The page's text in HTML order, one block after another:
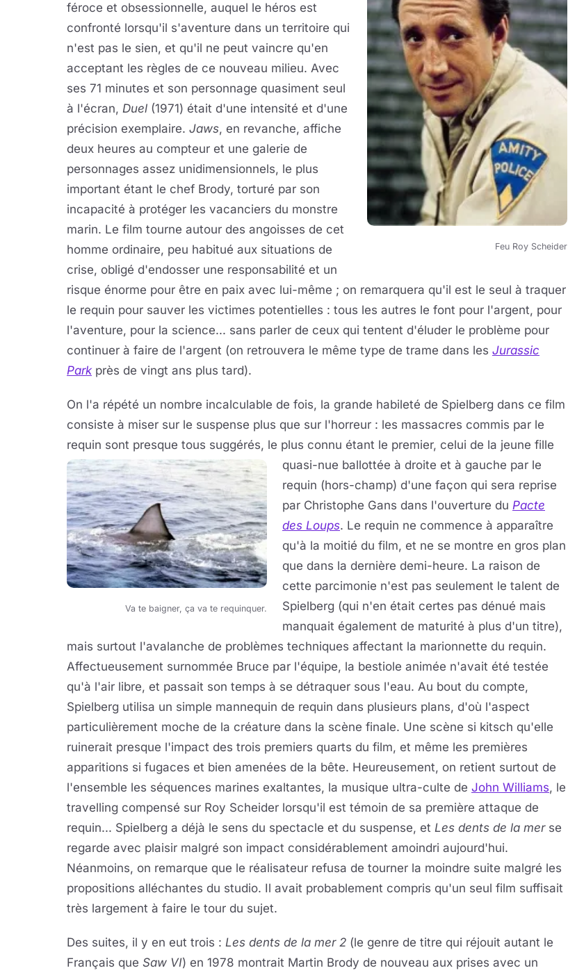
Feu Roy Scheider
féroce et obsessionnelle, auquel le héros est
confronté lorsqu'il s'aventure dans un territoire qui
n'est pas le sien, et qu'il ne peut vaincre qu'en
acceptant les règles de ce nouveau milieu. Avec
ses 71 minutes et son personnage quasiment seul
à l'écran, Duel (1971) était d'une intensité et d'une
précision exemplaire. Jaws, en revanche, affiche
deux heures au compteur et une galerie de
personnages assez unidimensionnels, le plus
important étant le chef Brody, torturé par son
incapacité à protéger les vacanciers du monstre
marin. Le film tourne autour des angoisses de cet
homme ordinaire, peu habitué aux situations de
crise, obligé d'endosser une responsabilité et un
risque énorme pour être en paix avec lui-même ; on remarquera qu'il est le seul à traquer
le requin pour sauver les victimes potentielles : tous les autres le font pour l'argent, pour
l'aventure, pour la science... sans parler de ceux qui tentent d'éluder le problème pour
continuer à faire de l'argent (on retrouvera le même type de trame dans les Jurassic
Parkprès de vingt ans plus tard).
On l'a répété un nombre incalculable de fois, la grande habileté de Spielberg dans ce film
consiste à miser sur le suspense plus que sur l'horreur : les massacres commis par le
requin sont presque tous suggérés, le plus connu étant le premier,
Va te baigner, ça va te requinquer.
celui de la jeune fille
quasi-nue ballottée à droite et à gauche par le
requin (hors-champ) d'une façon qui sera reprise
par Christophe Gans dans l'ouverture du Pacte
des Loups. Le requin ne commence à apparaître
qu'à la moitié du film, et ne se montre en gros plan
que dans la dernière demi-heure. La raison de
cette parcimonie n'est pas seulement le talent de
Spielberg (qui n'en était certes pas dénué mais
manquait également de maturité à plus d'un titre),
mais surtout l'avalanche de problèmes techniques affectant la marionnette du requin.
Affectueusement surnommée Bruce par l'équipe, la bestiole animée n'avait été testée
qu'à l'air libre, et passait son temps à se détraquer sous l'eau. Au bout du compte,
Spielberg utilisa un simple mannequin de requin dans plusieurs plans, d'où l'aspect
particulièrement moche de la créature dans la scène finale. Une scène si kitsch qu'elle
ruinerait presque l'impact des trois premiers quarts du film, et même les premières
apparitions si fugaces et bien amenées de la bête. Heureusement, on retient surtout de
l'ensemble les séquences marines exaltantes, la musique ultra-culte de John Williams, le
travelling compensé sur Roy Scheider lorsqu'il est témoin de sa première attaque de
requin... Spielberg a déjà le sens du spectacle et du suspense, et Les dents de la merse
regarde avec plaisir malgré son impact considérablement amoindri aujourd'hui.
Néanmoins, on remarque que le réalisateur refusa de tourner la moindre suite malgré les
propositions alléchantes du studio. Il avait probablement compris qu'un seul film suffisait
très largement à faire le tour du sujet.
Des suites, il y en eut trois : Les dents de la mer 2 (le genre de titre qui réjouit autant le
Français que Saw VI) en 1978 montrait Martin Brody de nouveau aux prises avec un